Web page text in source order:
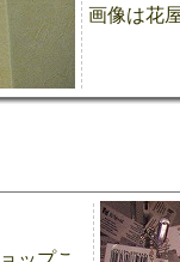
画像は花